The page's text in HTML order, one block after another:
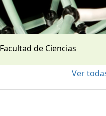
Facultad de Ciencias
Ver